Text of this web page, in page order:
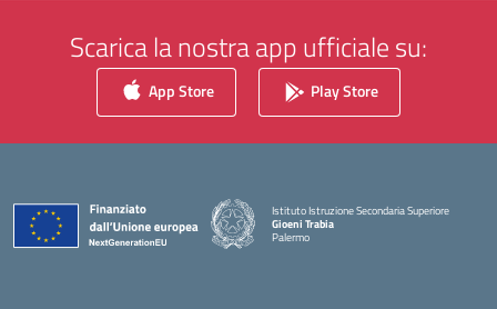
Scarica la nostra app ufficiale su:
App Store Play Store
Istituto Istruzione Secondaria Superiore
Gioeni Trabia
Palermo